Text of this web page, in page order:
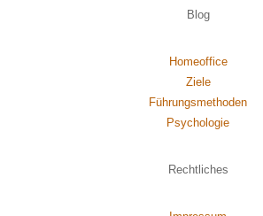
Blog
Homeoffice
Ziele
Führungsmethoden
Psychologie
Rechtliches